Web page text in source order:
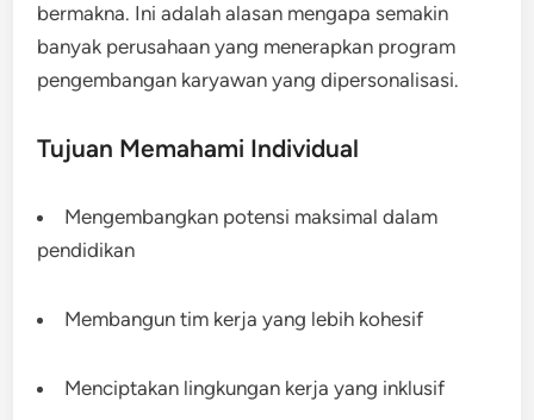
bermakna. Ini adalah alasan mengapa semakin
banyak perusahaan yang menerapkan program
pengembangan karyawan yang dipersonalisasi.
Tujuan Memahami Individual
Mengembangkan potensi maksimal dalam
pendidikan
Membangun tim kerja yang lebih kohesif
Menciptakan lingkungan kerja yang inklusif